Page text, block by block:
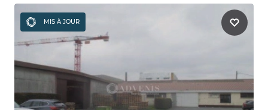
MIS À JOUR